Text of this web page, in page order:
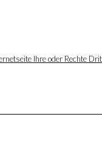
Ihre oder Rechte